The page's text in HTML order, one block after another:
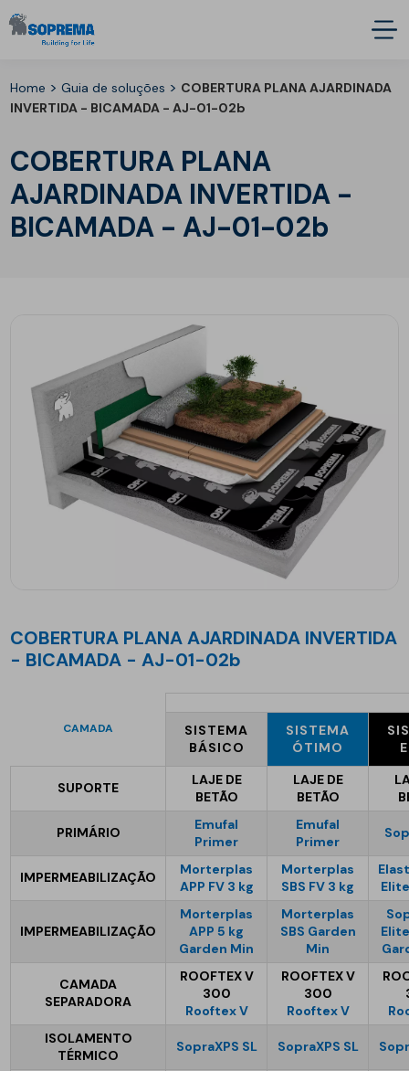
Home >Guia de soluções > COBERTURA PLANA AJARDINADA
INVERTIDA - BICAMADA - AJ-01-02b
COBERTURA PLANA
AJARDINADA INVERTIDA -
BICAMADA - AJ-01-02b
COBERTURA PLANA AJARDINADA INVERTIDA
- BICAMADA - AJ-01-02b
CAMADA
SISTEMA
BÁSICO
SISTEMA
ÓTIMO
SUPORTE
LAJE DE
BETÃO
LAJE DE
BETÃO
PRIMÁRIO
Emufal
Primer
Emufal
Primer
IMPERMEABILIZAÇÃO
Morterplas
APP FV 3 kg
Morterplas
SBS FV 3 kg
IMPERMEABILIZAÇÃO
Morterplas
APP 5 kg
Garden Min
Morterplas
SBS Garden
Min
CAMADA
SEPARADORA
ROOFTEX V
300
Rooftex V
ROOFTEX V
300
Rooftex V
ISOLAMENTO
TÉRMICO
SopraXPS SL SopraXPS SL